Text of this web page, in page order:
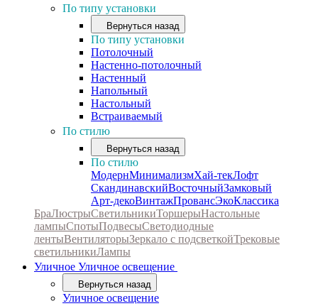
По типу установки
Вернуться назад
По типу установки
Потолочный
Настенно-потолочный
Настенный
Напольный
Настольный
Встраиваемый
По стилю
Вернуться назад
По стилю
МодернМинимализмХай-текЛофт
СкандинавскийВосточныйЗамковый
Арт-декоВинтажПровансЭкоКлассика
БраЛюстрыСветильникиТоршерыНастольные
лампыСпотыПодвесыСветодиодные
лентыВентиляторыЗеркало с подсветкойТрековые
светильникиЛампы
Уличное Уличное освещение
Вернуться назад
Уличное освещение